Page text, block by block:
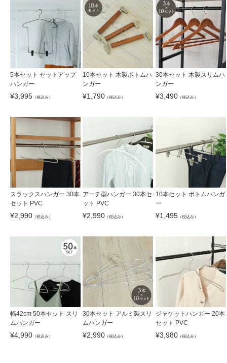
5本セット セットアップ
ハンガー
¥3,995 （税込み）
10本セット 木製ボトムハ
ンガー
¥1,790 （税込み）
30本セット 木製スリムハ
ンガー
¥3,490（税込み）
スラックスハンガー 30本
セット PVC
¥2,990 （税込み）
アーチ型ハンガー 30本セ
ット PVC
¥2,990 （税込み）
10本セット ボトムハンガ
ー
¥1,495（税込み）
幅42cm 50本セット スリ
ムハンガー
¥4,990 （税込み）
30本セット アルミ製スリ
ムハンガー
¥2,990 （税込み）
ジャケットハンガー 20本
セット PVC
¥3,980（税込み）